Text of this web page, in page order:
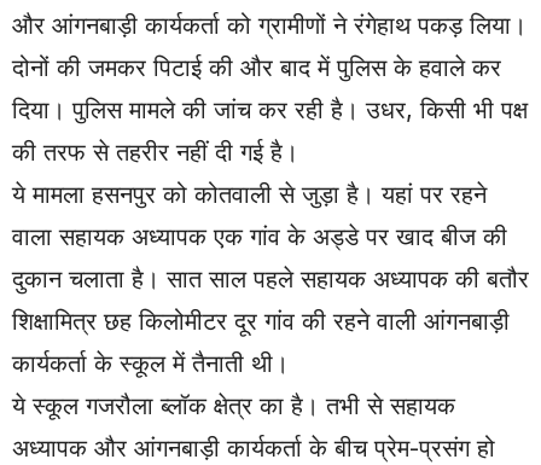
और आंगनबाड़ी कार्यकर्ता को ग्रामीणों ने रंगेहाथ पकड़ लिया।
दोनों की जमकर पिटाई की और बाद में पुलिस के हवाले कर
दिया। पुलिस मामले की जांच कर रही है। उधर, किसी भी पक्ष
की तरफ से तहरीर नहीं दी गई है।
ये मामला हसनपुर को कोतवाली से जुड़ा है। यहां पर रहने
वाला सहायक अध्यापक एक गांव के अड्डे पर खाद बीज की
दुकान चलाता है। सात साल पहले सहायक अध्यापक की बतौर
शिक्षामित्र छह किलोमीटर दूर गांव की रहने वाली आंगनबाड़ी
कार्यकर्ता के स्कूल में तैनाती थी।
ये स्कूल गजरौला ब्लॉक क्षेत्र का है। तभी से सहायक
अध्यापक और आंगनबाड़ी कार्यकर्ता के बीच प्रेम-प्रसंग हो